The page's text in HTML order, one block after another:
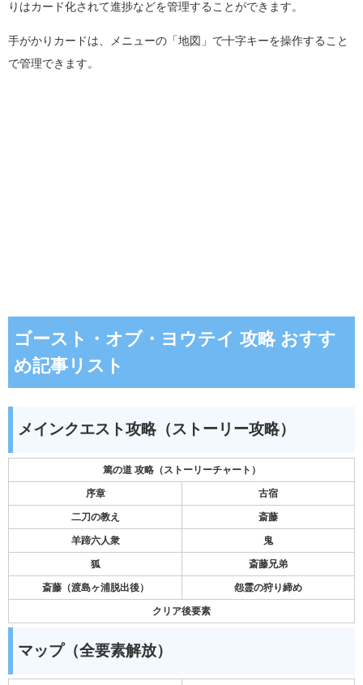
りはカード化されて進捗などを管理することができます。
手がかりカードは、メニューの「地図」で十字キーを操作すること
で管理できます。
ゴースト・オブ・ヨウテイ 攻略 おすす
め記事リスト
メインクエスト攻略（ストーリー攻略）
篤の道 攻略（ストーリーチャート）
序章 古宿
二刀の教え 斎藤
羊蹄六人衆 鬼
狐 斎藤兄弟
斎藤（渡島ヶ浦脱出後） 怨霊の狩り締め
クリア後要素
マップ（全要素解放）